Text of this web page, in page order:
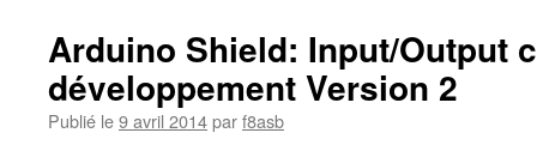
Arduino Shield: Input/Output
développement Version 2
Publié le9 avril 2014parf8asb